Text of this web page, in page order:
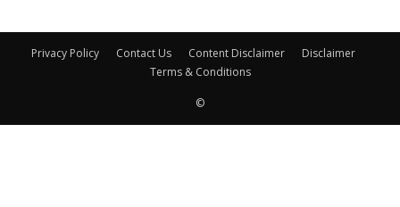
Privacy Policy Contact Us Content Disclaimer
Disclaimer
Terms & Conditions
©